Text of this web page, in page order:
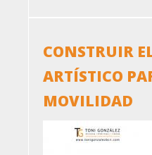
CONSTRUIR
ARTÍSTICO
MOVILIDAD